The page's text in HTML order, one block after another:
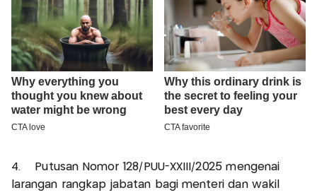
4. Putusan Nomor 128/PUU-XXIII/2025 mengenai
larangan rangkap jabatan bagi menteri dan wakil